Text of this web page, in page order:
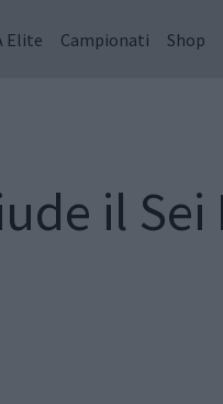
Elite Campionati Shop
il Sei